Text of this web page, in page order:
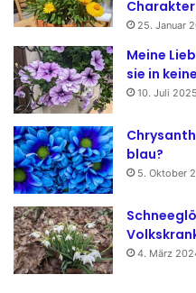
Charakter
25. Januar
Meine
sie in
10. Juli 2025
blau?
5. Oktober
4. März